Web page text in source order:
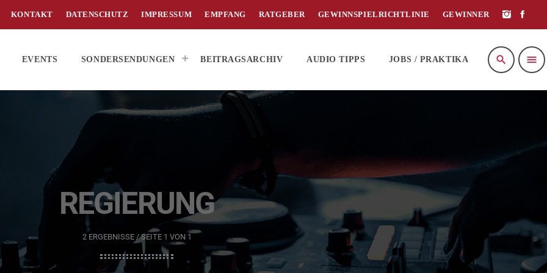
KONTAKT DATENSCHUTZ IMPRESSUM EMPFANG RATGEBER GEWINNSPIELRICHTLINIE GEWINNER
EVENTS SONDERSENDUNGEN BEITRAGSARCHIV AUDIO TIPPS JOBS / PRAKTIKA search menu
REGIERUNG
2 ERGEBNISSE / SEITE 1 VON 1